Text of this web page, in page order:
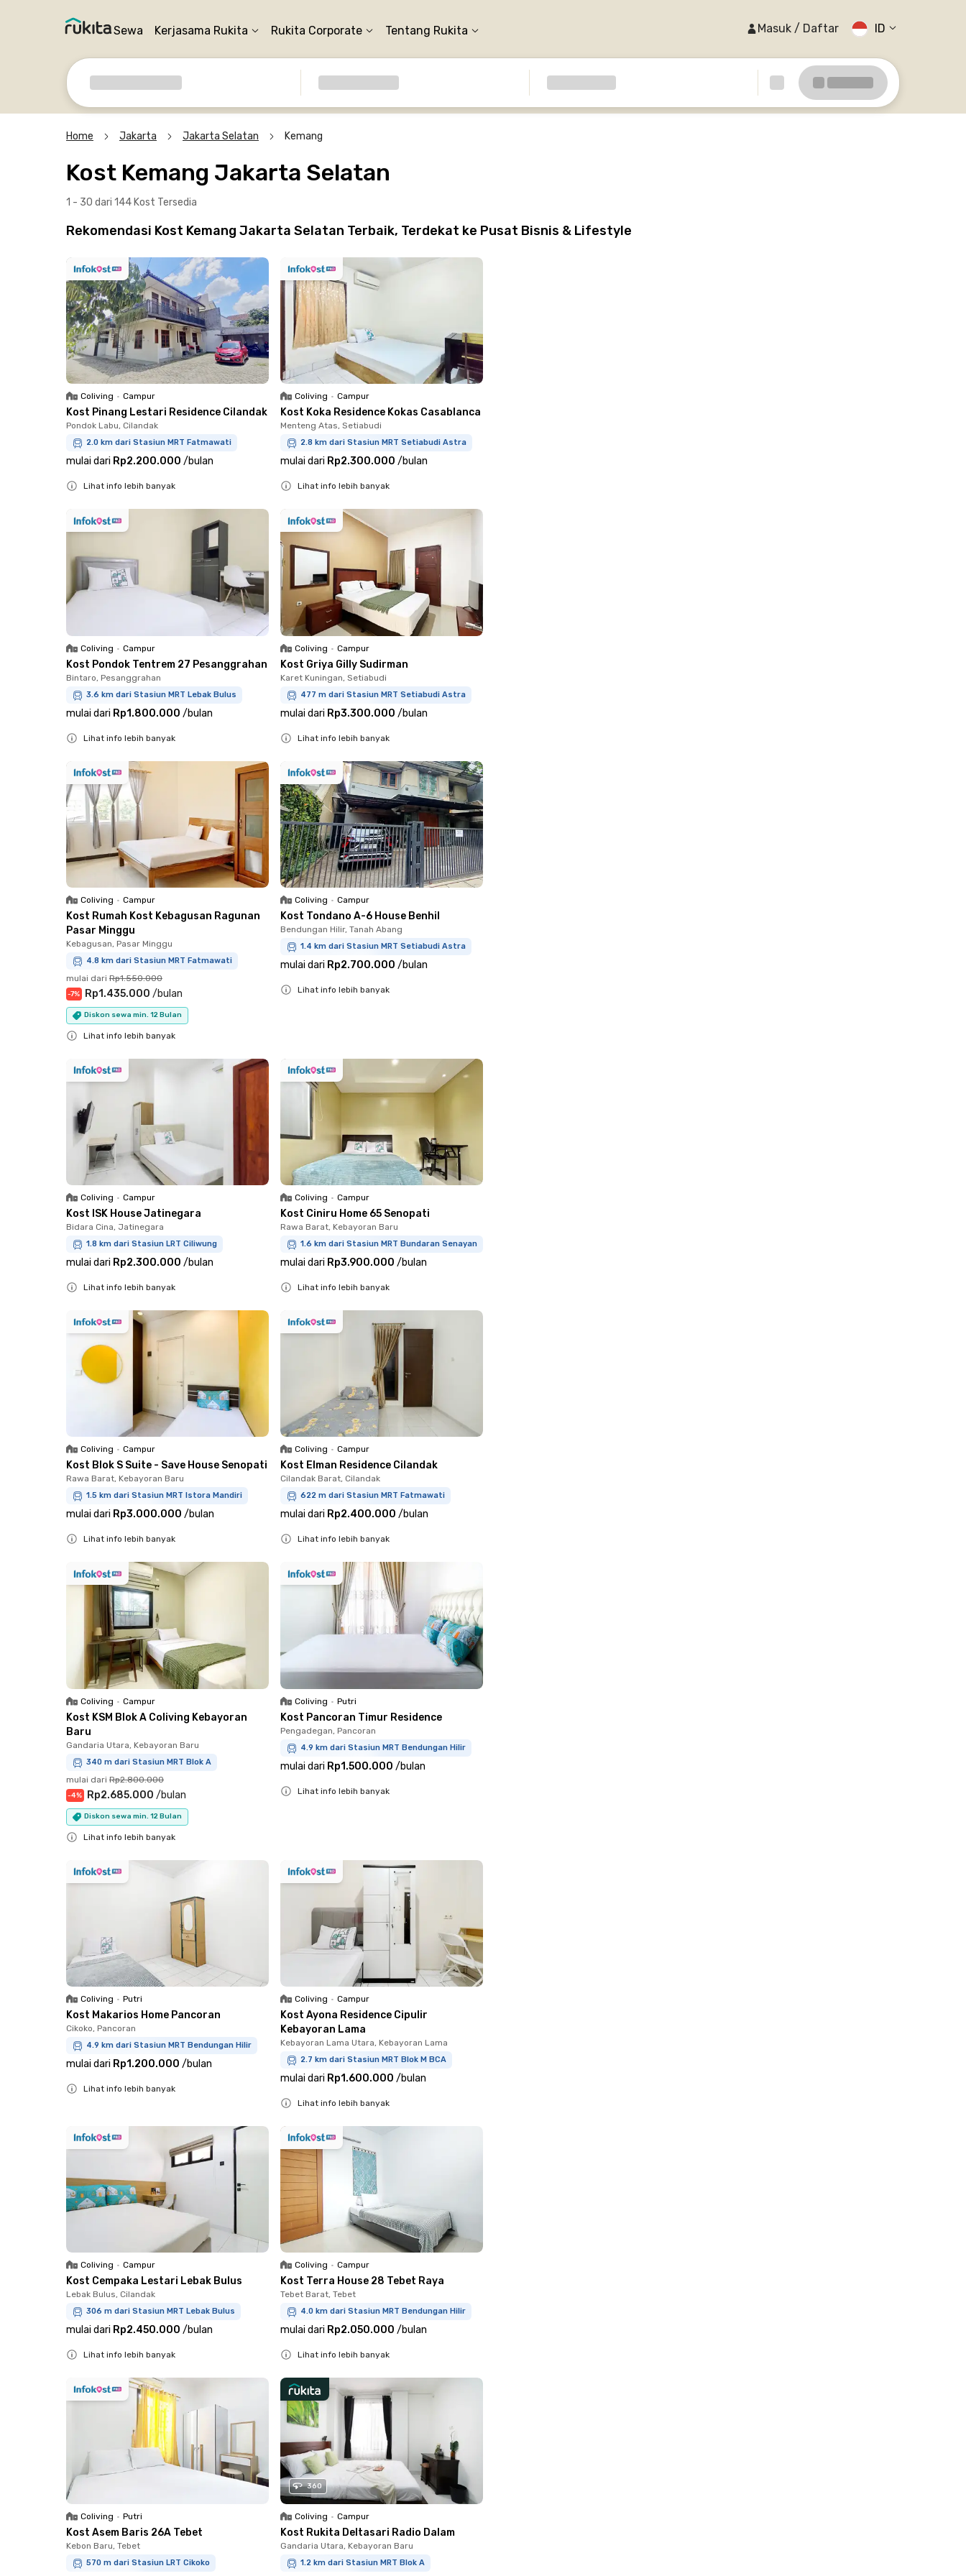
Sewa Kerjasama Rukita Rukita Corporate Tentang Rukita Masuk / Daftar ID
Home Jakarta Jakarta Selatan Kemang
Kost Kemang Jakarta Selatan
1 - 30 dari 144 Kost Tersedia
Rekomendasi Kost Kemang Jakarta Selatan Terbaik, Terdekat ke Pusat Bisnis & Lifestyle
Coliving • Campur
Kost Pinang Lestari Residence Cilandak
Pondok Labu, Cilandak
2.0 km dari Stasiun MRT Fatmawati
mulai dari Rp2.200.000 /bulan
Lihat info lebih banyak
Coliving • Campur
Kost Koka Residence Kokas Casablanca
Menteng Atas, Setiabudi
2.8 km dari Stasiun MRT Setiabudi Astra
mulai dari Rp2.300.000 /bulan
Lihat info lebih banyak
Coliving • Campur
Kost Pondok Tentrem 27 Pesanggrahan
Bintaro, Pesanggrahan
3.6 km dari Stasiun MRT Lebak Bulus
mulai dari Rp1.800.000 /bulan
Lihat info lebih banyak
Coliving • Campur
Kost Griya Gilly Sudirman
Karet Kuningan, Setiabudi
477 m dari Stasiun MRT Setiabudi Astra
mulai dari Rp3.300.000 /bulan
Lihat info lebih banyak
Coliving • Campur
Kost Rumah Kost Kebagusan Ragunan
Pasar Minggu
Kebagusan, Pasar Minggu
4.8 km dari Stasiun MRT Fatmawati
mulai dari Rp1.550.000
-7% Rp1.435.000 /bulan
Diskon sewa min. 12 Bulan
Lihat info lebih banyak
Coliving • Campur
Kost Tondano A-6 House Benhil
Bendungan Hilir, Tanah Abang
1.4 km dari Stasiun MRT Setiabudi Astra
mulai dari Rp2.700.000 /bulan
Lihat info lebih banyak
Coliving • Campur
Kost ISK House Jatinegara
Bidara Cina, Jatinegara
1.8 km dari Stasiun LRT Ciliwung
mulai dari Rp2.300.000 /bulan
Lihat info lebih banyak
Coliving • Campur
Kost Ciniru Home 65 Senopati
Rawa Barat, Kebayoran Baru
1.6 km dari Stasiun MRT Bundaran Senayan
mulai dari Rp3.900.000 /bulan
Lihat info lebih banyak
Coliving • Campur
Kost Blok S Suite - Save House Senopati
Rawa Barat, Kebayoran Baru
1.5 km dari Stasiun MRT Istora Mandiri
mulai dari Rp3.000.000 /bulan
Lihat info lebih banyak
Coliving • Campur
Kost Elman Residence Cilandak
Cilandak Barat, Cilandak
622 m dari Stasiun MRT Fatmawati
mulai dari Rp2.400.000 /bulan
Lihat info lebih banyak
Coliving • Campur
Kost KSM Blok A Coliving Kebayoran
Baru
Gandaria Utara, Kebayoran Baru
340 m dari Stasiun MRT Blok A
mulai dari Rp2.800.000
-4% Rp2.685.000 /bulan
Diskon sewa min. 12 Bulan
Lihat info lebih banyak
Coliving • Putri
Kost Pancoran Timur Residence
Pengadegan, Pancoran
4.9 km dari Stasiun MRT Bendungan Hilir
mulai dari Rp1.500.000 /bulan
Lihat info lebih banyak
Coliving • Putri
Kost Makarios Home Pancoran
Cikoko, Pancoran
4.9 km dari Stasiun MRT Bendungan Hilir
mulai dari Rp1.200.000 /bulan
Lihat info lebih banyak
Coliving • Campur
Kost Ayona Residence Cipulir
Kebayoran Lama
Kebayoran Lama Utara, Kebayoran Lama
2.7 km dari Stasiun MRT Blok M BCA
mulai dari Rp1.600.000 /bulan
Lihat info lebih banyak
Coliving • Campur
Kost Cempaka Lestari Lebak Bulus
Lebak Bulus, Cilandak
306 m dari Stasiun MRT Lebak Bulus
mulai dari Rp2.450.000 /bulan
Lihat info lebih banyak
Coliving • Campur
Kost Terra House 28 Tebet Raya
Tebet Barat, Tebet
4.0 km dari Stasiun MRT Bendungan Hilir
mulai dari Rp2.050.000 /bulan
Lihat info lebih banyak
Coliving • Putri
Kost Asem Baris 26A Tebet
Kebon Baru, Tebet
570 m dari Stasiun LRT Cikoko
360
Coliving • Campur
Kost Rukita Deltasari Radio Dalam
Gandaria Utara, Kebayoran Baru
1.2 km dari Stasiun MRT Blok A